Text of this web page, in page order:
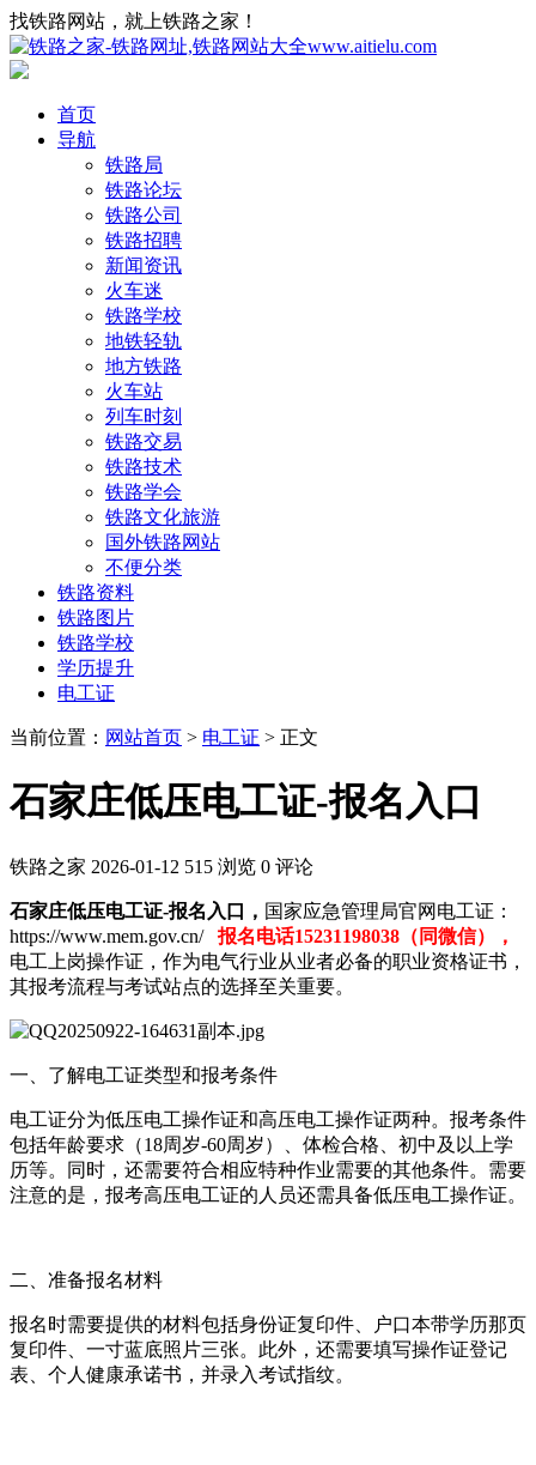
找铁路网站，就上铁路之家！
首页
导航
铁路局
铁路论坛
铁路公司
铁路招聘
新闻资讯
火车迷
铁路学校
地铁轻轨
地方铁路
火车站
列车时刻
铁路交易
铁路技术
铁路学会
铁路文化旅游
国外铁路网站
不便分类
铁路资料
铁路图片
铁路学校
学历提升
电工证
当前位置： 网站首页 > 电工证 > 正文
石家庄低压电工证-报名入口
铁路之家 2026-01-12 515 浏览 0 评论
石家庄低压电工证-报名入口， 国家应急管理局官网电工证：
https://www.mem.gov.cn/
报名电话15231198038（同微信），
电工上岗操作证，作为电气行业从业者必备的职业资格证书，
其报考流程与考试站点的选择至关重要。
一、了解电工证类型和报考条件
电工证分为低压电工操作证和高压电工操作证两种。报考条件
包括年龄要求（18周岁-60周岁）、体检合格、初中及以上学
历等。同时，还需要符合相应特种作业需要的其他条件。需要
注意的是，报考高压电工证的人员还需具备低压电工操作证。
二、准备报名材料
报名时需要提供的材料包括身份证复印件、户口本带学历那页
复印件、一寸蓝底照片三张。此外，还需要填写操作证登记
表、个人健康承诺书，并录入考试指纹。